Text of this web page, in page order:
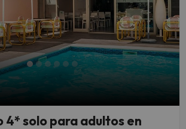
4* solo para adultos en